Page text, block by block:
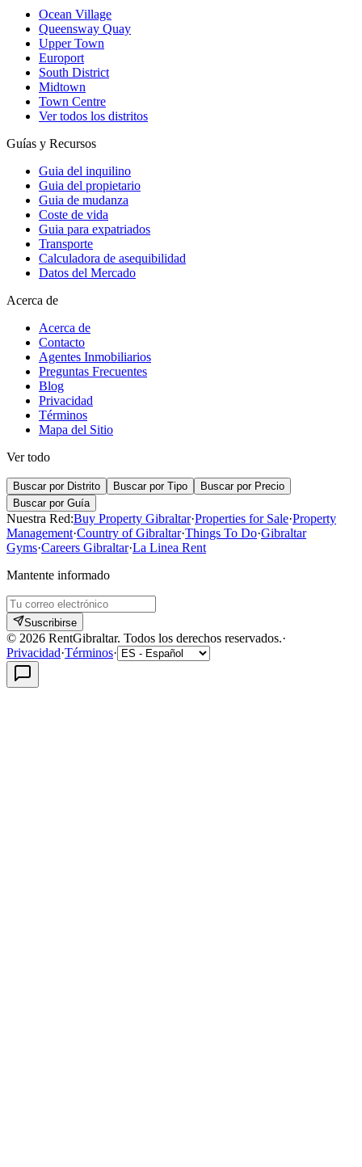
Ocean Village
Queensway Quay
Upper Town
Europort
South District
Midtown
Town Centre
Ver todos los distritos
Guías y Recursos
Guia del inquilino
Guia del propietario
Guia de mudanza
Coste de vida
Guia para expatriados
Transporte
Calculadora de asequibilidad
Datos del Mercado
Acerca de
Acerca de
Contacto
Agentes Inmobiliarios
Preguntas Frecuentes
Blog
Privacidad
Términos
Mapa del Sitio
Ver todo
Buscar por Distrito Buscar por Tipo
Buscar por Precio
Buscar por Guía
Nuestra Red:Buy Property Gibraltar·Properties for Sale·Property
Management·Country of Gibraltar·Things To Do·Gibraltar
Gyms·Careers Gibraltar·La Linea Rent
Mantente informado
Suscribirse
© 2026 RentGibraltar. Todos los derechos reservados.·
Privacidad·Términos·